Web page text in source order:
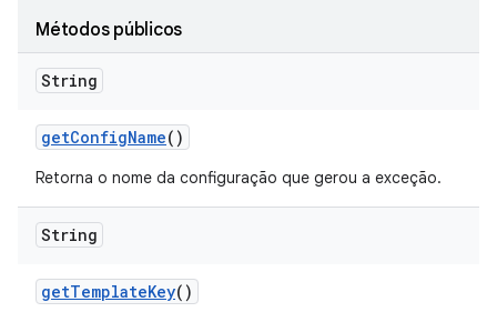
Métodos públicos
String
getConfigName()
Retorna o nome da configuração que gerou a exceção.
String
getTemplateKey()